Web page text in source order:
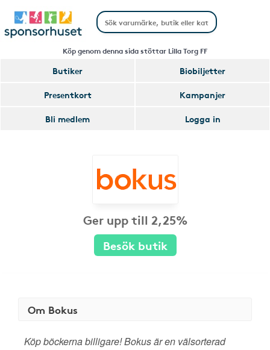
Köp genom denna sida stöttar Lilla Torg FF
Butiker
Biobiljetter
Presentkort
Kampanjer
Bli medlem
Logga in
Ger upp till 2,25%
Besök butik
Om Bokus
Köp böckerna billigare! Bokus är en välsorterad